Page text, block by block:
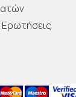
Ερωτήσεις